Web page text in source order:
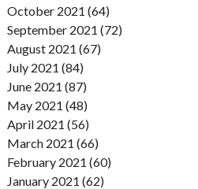
October 2021 (64)
September 2021 (72)
August 2021 (67)
July 2021 (84)
June 2021 (87)
May 2021 (48)
April 2021 (56)
March 2021 (66)
February 2021 (60)
January 2021 (62)